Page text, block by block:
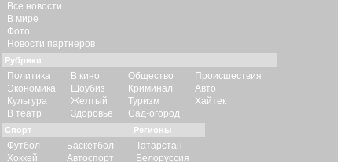
Все новости
В мире
Фото
Новости партнеров
Рубрики
Политика
Экономика
Культура
В театр
В кино
Шоубиз
Желтый
Здоровье
Общество
Криминал
Туризм
Сад-огород
Происшествия
Авто
Хайтек
Спорт
Футбол
Хоккей
Баскетбол
Автоспорт
Регионы
Татарстан
Белоруссия